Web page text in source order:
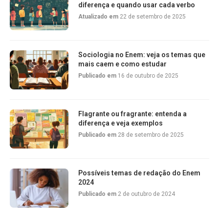
diferença e quando usar cada verbo
Atualizado em 22 de setembro de 2025
Sociologia no Enem: veja os temas que
mais caem e como estudar
Publicado em 16 de outubro de 2025
Flagrante ou fragrante: entenda a
diferença e veja exemplos
Publicado em 28 de setembro de 2025
Possíveis temas de redação do Enem
2024
Publicado em 2 de outubro de 2024